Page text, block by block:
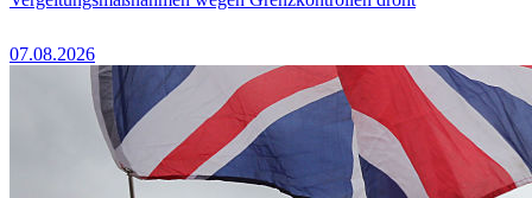
07.08.2026